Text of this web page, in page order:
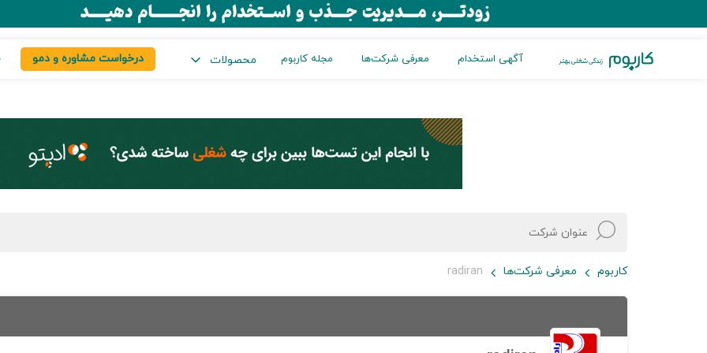
آگهی استخدام معرفی شرکت‌ها مجله کاربوم محصولات درخواست مشاوره و دمو
کاربوم معرفی شرکت‌ها radiran